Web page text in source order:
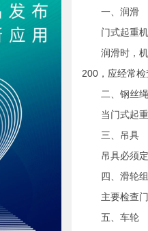
一、润滑
门式起重机
润滑时，机
200，应经常检
二、钢丝绳
当门式起重
三、吊具
吊具必须定
四、滑轮组
主要检查门
五、车轮